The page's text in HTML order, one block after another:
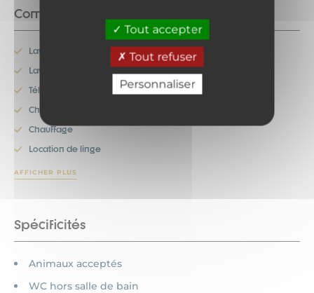
Tout accepter
Tout refuser
Personnaliser
Commodités
Lave-linge
Lave-vaisselle
Télévision
Cheminée
Chauffage
Location de linge
AFFICHER PLUS
Spécificités
Animaux acceptés
WC hors salle de bain